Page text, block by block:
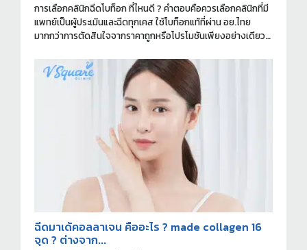
การเลือกคลินิกฉีดโบท็อก ที่ไหนดี ? คำตอบคือควรเลือกคลินิกที่มี
แพทย์เป็นผู้ประเมินและฉีดทุกเคส ใช้โบท็อกแท้ที่ผ่าน อย.ไทย
มากกว่าการตัดสินใจจากราคาถูกหรือโปรโมชันเพียงอย่างเดียว
ฉีดมาเด้คอลลาเจน คืออะไร ? made collagen 16
จุด ? ต่างจาก...